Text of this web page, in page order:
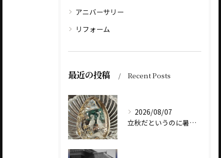
アニバーサリー
リフォーム
最近の投稿 Recent Posts
2026/08/07
立秋だというのに暑いですね